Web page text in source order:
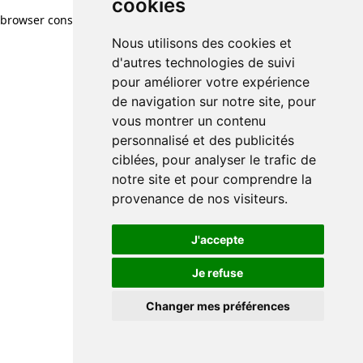
cookies
Nous utilisons des cookies et
d'autres technologies de suivi
pour améliorer votre expérience
de navigation sur notre site, pour
vous montrer un contenu
personnalisé et des publicités
ciblées, pour analyser le trafic de
notre site et pour comprendre la
provenance de nos visiteurs.
J'accepte
Je refuse
Changer mes préférences
browser console for more information)